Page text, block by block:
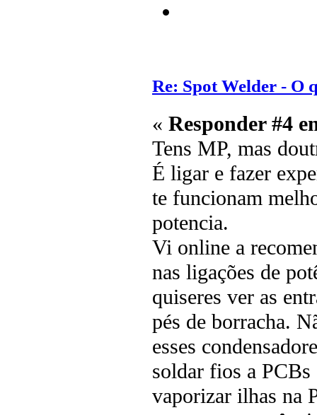
Re: Spot Welder - O
« Responder #4
Tens MP, mas
É ligar e fazer
te funcionam
potencia.
Vi online a
nas ligações de
quiseres ver as
pés de borracha.
esses
soldar fios a
vaporizar ilhas na